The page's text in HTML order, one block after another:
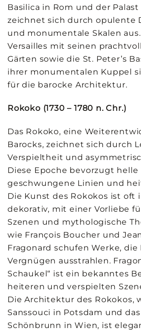
Basilica in Rom und der Palast
zeichnet sich durch opulente
und monumentale Skalen
Versailles mit seinen
Gärten sowie die St. Peter’s
ihrer monumentalen Kuppel
für die barocke Architektur.
Rokoko (1730 – 1780 n. Chr.)
Das Rokoko, eine
Barocks, zeichnet sich durch
Verspieltheit und
Diese Epoche bevorzugt helle
geschwungene Linien und
Die Kunst des Rokokos ist oft
dekorativ, mit einer Vorliebe
Szenen und mythologische
wie François Boucher und
Fragonard schufen Werke,
Vergnügen ausstrahlen.
Schaukel“ ist ein bekanntes
heiteren und verspielten
Die Architektur des Rokokos,
Sanssouci in Potsdam und
Schönbrunn in Wien, ist